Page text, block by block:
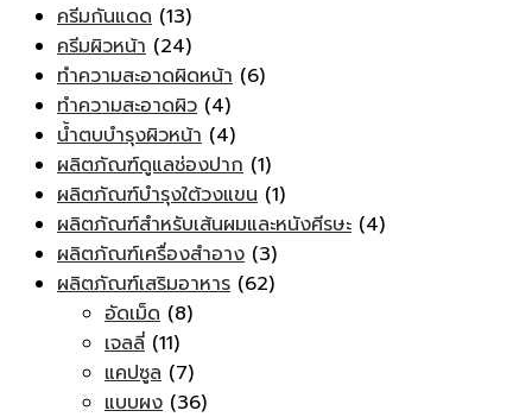
ครีมกันแดด (13)
ครีมผิวหน้า (24)
ทำความสะอาดผิดหน้า (6)
ทำความสะอาดผิว (4)
น้ำตบบำรุงผิวหน้า (4)
ผลิตภัณฑ์ดูแลช่องปาก (1)
ผลิตภัณฑ์บำรุงใต้วงแขน (1)
ผลิตภัณฑ์สำหรับเส้นผมและหนังศีรษะ (4)
ผลิตภัณฑ์เครื่องสำอาง (3)
ผลิตภัณฑ์เสริมอาหาร (62)
อัดเม็ด (8)
เจลลี่ (11)
แคปซูล (7)
แบบผง (36)